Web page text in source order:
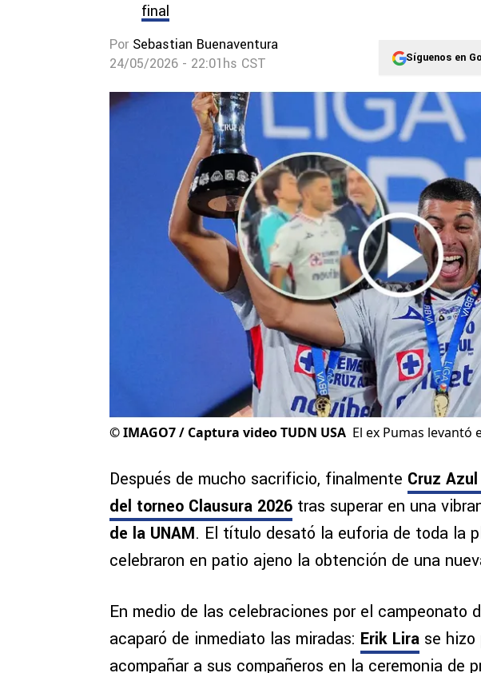
final
Por Sebastian Buenaventura
24/05/2026 - 22:01hs CST
Síguenos en
©IMAGO7 / Captura video TUDN USA El ex Pumas levantó
Después de mucho sacrificio, finalmente Cruz
del torneo Clausura 2026 tras superar en una
de la UNAM. El título desató la euforia de toda la
celebraron en patio ajeno la obtención de una
En medio de las celebraciones por el campeonato
acaparó de inmediato las miradas: Erik Lira se hizo
acompañar a sus compañeros en la ceremonia de